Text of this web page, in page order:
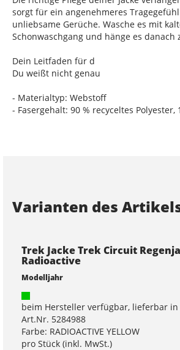
sorgt für ein angenehmeres
unliebsame Gerüche. Wasche es mit
Schonwaschgang und hänge es danach
Dein Leitfaden für d
Du weißt nicht genau
- Materialtyp: Webstoff
- Fasergehalt: 90 % recyceltes Polyester,
Varianten des
Trek Jacke Trek Circuit
Radioactive
Modelljahr
beim Hersteller verfügbar, lieferbar in
Art.Nr. 5284988
Farbe: RADIOACTIVE YELLOW
pro Stück (inkl. MwSt.)